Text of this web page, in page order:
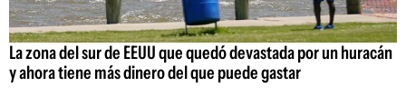
La zona del sur de EEUU que quedó devastada por un huracán
y ahora tiene más dinero del que puede gastar